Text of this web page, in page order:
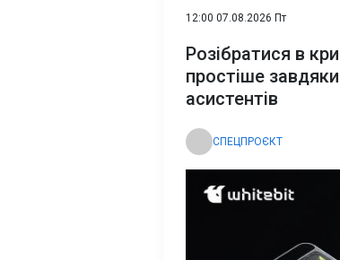
12:00 07.08.2026 Пт
Розібратися в
простіше
асистентів
СПЕЦПРОЄКТ